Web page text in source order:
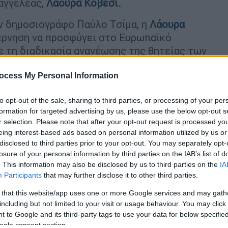
My Personal Information
opt-out of the sale, sharing to third parties, or processing of your
for targeted advertising by us, please use the below opt-out
selection. Please note that after your opt-out request is processed
interest-based ads based on personal information utilized by us
to third parties prior to your opt-out. You may separately
of your personal information by third parties on the IAB’s list of
This information may also be disclosed by us to third parties on the
Participants that may further disclose it to other third parties.
that this website/app uses one or more Google services and may
but not limited to your visit or usage behaviour. You may
to Google and its third-party tags to use your data for below
consent section.
Λάουρα Κοβέσι.
δημοσιογράφο Παύλο Τσίμα, η Λάουρα
να προσφύγει στο Ευρωπαϊκό
τη διαδικασία ανανέωσης της θητείας των
ανανέωση της θητείας των
το Ευρωπαϊκό
ερμηνεία [για τη διαδικασία], υπάρχει
που εδρεύει στο Λουξεμβούργο
τη διαφωνία». Εκτίμησε, βέβαια, πως
Ευρωπαϊκό Δικαστήριο» καθώς ο «νόμος
εξήγησε η επικεφαλής της ευρωπαϊκής